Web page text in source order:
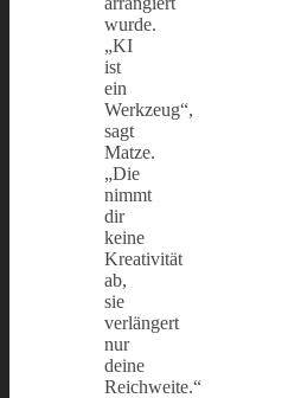
wurde.
„KI
ist
ein
Werkzeug“,
sagt
Matze.
„Die
nimmt
dir
keine
Kreativität
ab,
sie
verlängert
nur
deine
Reichweite.“